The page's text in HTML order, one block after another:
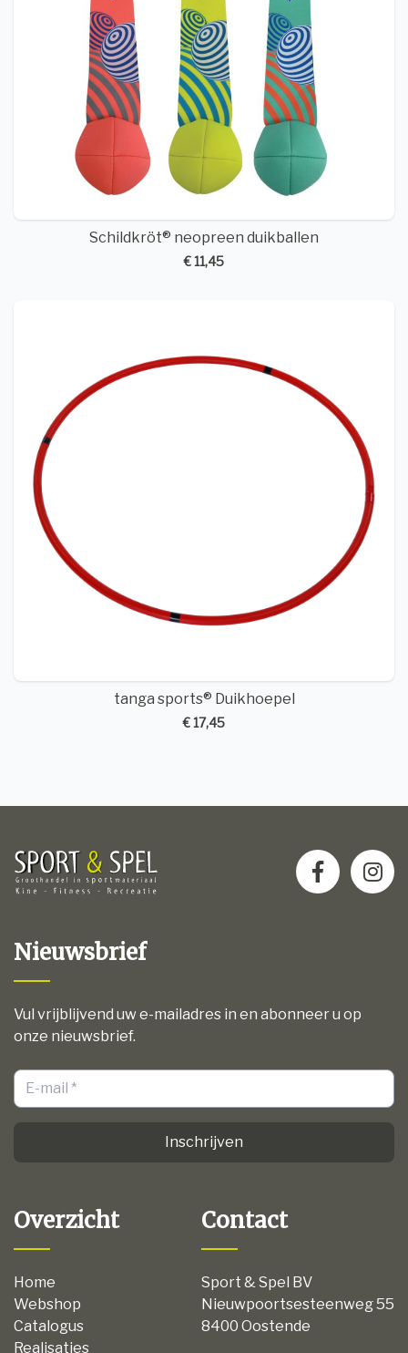
Schildkröt® neopreen duikballen
€ 11,45
tanga sports® Duikhoepel
€ 17,45
Nieuwsbrief
Vul vrijblijvend uw e-mailadres in en abonneer u op
onze nieuwsbrief.
Inschrijven
Overzicht
Home
Webshop
Catalogus
Realisaties
Contact
Sport & Spel BV
Nieuwpoortsesteenweg 55
8400 Oostende